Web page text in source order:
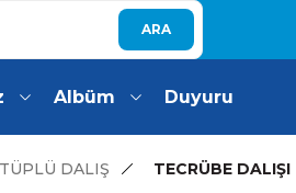
ARA
Albüm Duyuru
TÜPLÜ DALIŞ TECRÜBE DALIŞI